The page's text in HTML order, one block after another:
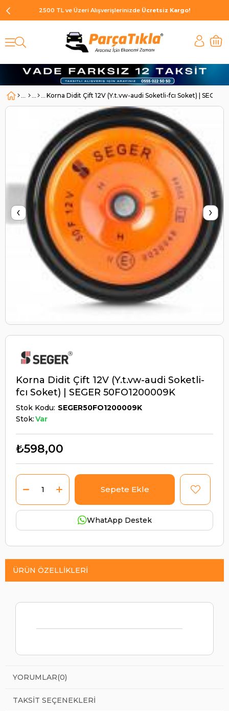
2500 TL ve Üzeri Alışverişlerinizde Ücretsiz Kargo!
Korna Didit Çift 12V (Y.t.vw-audi Soketli-fcı Soket) | SEGER
‹ ›
Korna Didit Çift 12V (Y.t.vw-audi Soketli-
fcı Soket) | SEGER 50FO1200009K
Stok Kodu SEGER50FO1200009K
Stok:Var
₺598,00
WhatApp Destek
ÜRÜN ÖZELLIKLERI
YORUMLAR(0)
TAKSIT SEÇENEKLERI